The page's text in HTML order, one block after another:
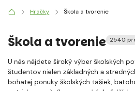
Hračky Škola a tvorenie
Škola a tvorenie 2540
U nás nájdete široký výber školských
študentov nielen základných a
bohatej ponuky školských tašiek,